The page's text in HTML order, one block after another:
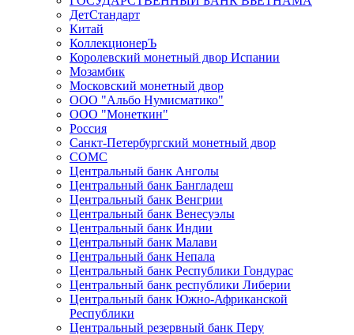
ДетСтандарт
Китай
КоллекционерЪ
Королевский монетный двор Испании
Мозамбик
Московский монетный двор
ООО "Альбо Нумисматико"
ООО "Монеткин"
Россия
Санкт-Петербургский монетный двор
СОМС
Центральный банк Анголы
Центральный банк Бангладеш
Центральный банк Венгрии
Центральный банк Венесуэлы
Центральный банк Индии
Центральный банк Малави
Центральный банк Непала
Центральный банк Республики Гондурас
Центральный банк республики Либерии
Центральный банк Южно-Африканской
Республики
Центральный резервный банк Перу